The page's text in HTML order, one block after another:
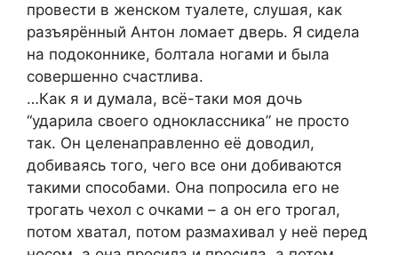
провести в женском туалете, слушая, как
разъярённый Антон ломает дверь. Я сидела
на подоконнике, болтала ногами и была
совершенно счастлива.
…Как я и думала, всё-таки моя дочь
“ударила своего одноклассника” не просто
так. Он целенаправленно её доводил,
добиваясь того, чего все они добиваются
такими способами. Она попросила его не
трогать чехол с очками – а он его трогал,
потом хватал, потом размахивал у неё перед